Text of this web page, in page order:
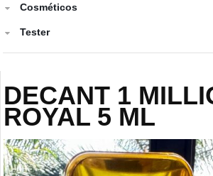
Cosméticos
Tester
DECANT 1
ROYAL 5 ML